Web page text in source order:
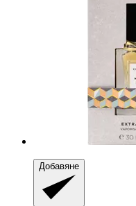
Добавяне